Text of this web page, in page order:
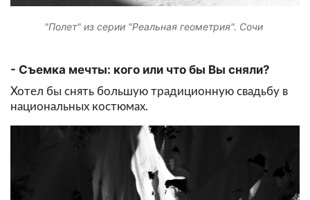
"Полет" из серии "Реальная геометрия". Сочи
Съемка мечты: кого или что бы Вы сняли?
Хотел бы снять большую традиционную свадьбу в
национальных костюмах.